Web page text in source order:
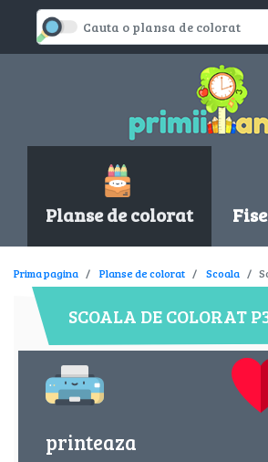
Planse de colorat
Prima pagina Planse de colorat Scoala
SCOALA DE COLORAT
printeaza